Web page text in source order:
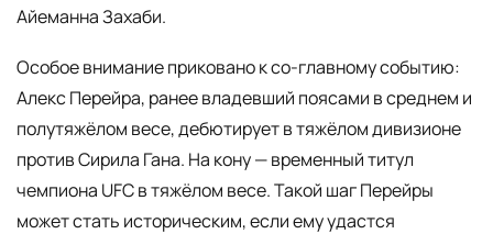
Айеманна Захаби.
Особое внимание приковано к со-главному событию:
Алекс Перейра, ранее владевший поясами в среднем и
полутяжёлом весе, дебютирует в тяжёлом дивизионе
против Сирила Гана. На кону — временный титул
чемпиона UFC в тяжёлом весе. Такой шаг Перейры
может стать историческим, если ему удастся